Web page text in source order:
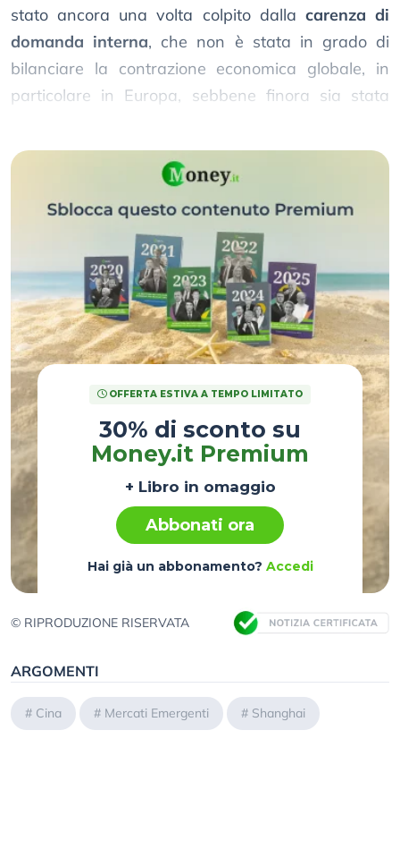
stato ancora una volta colpito dalla carenza di
domanda interna, che non è stata in grado di
bilanciare la contrazione economica globale, in
particolare in Europa, sebbene finora sia stata
OFFERTA ESTIVA A TEMPO LIMITATO
30% di sconto su
Money.it Premium
+ Libro in omaggio
Abbonati ora
Hai già un abbonamento? Accedi
© RIPRODUZIONE RISERVATA
ARGOMENTI
# Cina # Mercati Emergenti # Shanghai